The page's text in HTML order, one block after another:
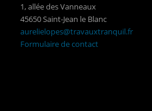
1, allée des Vanneaux
45650 Saint-Jean le Blanc
aurelielopes@travauxtranquil.fr
Formulaire de contact